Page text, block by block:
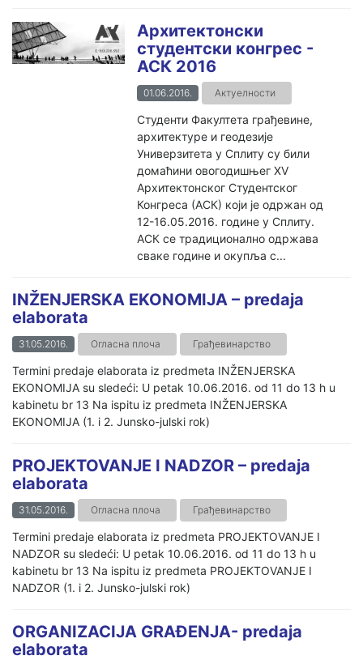
Архитектонски
студентски конгрес -
АСК 2016
01.06.2016. Актуелности
Студенти Факултета грађевине,
архитектуре и геодезије
Универзитета у Сплиту су били
домаћини овогодишњег XV
Архитектонског Студентског
Конгреса (АСК) који је одржан од
12-16.05.2016. године у Сплиту.
АСК се традиционално одржава
сваке године и окупља с...
INŽENJERSKA EKONOMIJA – predaja
elaborata
31.05.2016. Огласна плоча Грађевинарство
Termini predaje elaborata iz predmeta INŽENJERSKA
EKONOMIJA su sledeći: U petak 10.06.2016. od 11 do 13 h u
kabinetu br 13 Na ispitu iz predmeta INŽENJERSKA
EKONOMIJA (1. i 2. Junsko-julski rok)
PROJEKTOVANJE I NADZOR – predaja
elaborata
31.05.2016. Огласна плоча Грађевинарство
Termini predaje elaborata iz predmeta PROJEKTOVANJE I
NADZOR su sledeći: U petak 10.06.2016. od 11 do 13 h u
kabinetu br 13 Na ispitu iz predmeta PROJEKTOVANJE I
NADZOR (1. i 2. Junsko-julski rok)
ORGANIZACIJA GRAĐENJA- predaja
elaborata